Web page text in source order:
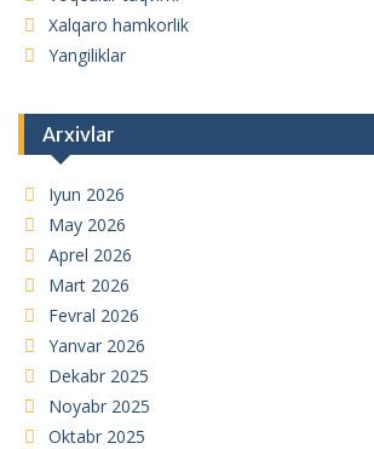
Xalqaro hamkorlik
Yangiliklar
Arxivlar
Iyun 2026
May 2026
Aprel 2026
Mart 2026
Fevral 2026
Yanvar 2026
Dekabr 2025
Noyabr 2025
Oktabr 2025